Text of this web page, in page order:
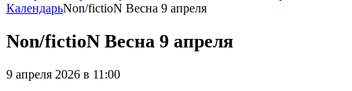
КалендарьNon/fictioN Весна 9 апреля
Non/fictioN Весна 9 апреля
9 апреля 2026 в 11:00